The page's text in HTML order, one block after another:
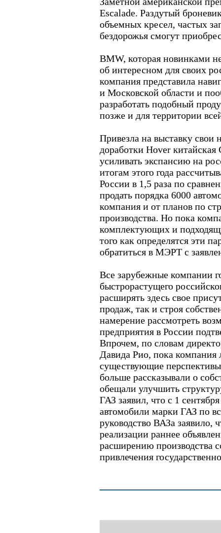
Escalade. Раздутый
объемных кресел, частых
бездорожья смогут
BMW, которая новинками
об интересном для своих
компания представила
и Московской области и
разработать подобный
позже и для территории
Привезла на выставку свои
доработки Hover
усиливать экспансию на
итогам этого года
России в 1,5 раза по
продать порядка 6000
компания и от планов по
производства. Но пока
комплектующих и
того как определятся эти
обратиться в МЭРТ с
Все зарубежные компании
быстрорастущего
расширять здесь свое
продаж, так и строя
намерение рассмотреть
предприятия в России
Впрочем, по словам
Давида Рио, пока компания
существующие
больше рассказывали о
обещали улучшить
ГАЗ заявил, что с 1
автомобили марки ГАЗ по
руководство ВАЗа заявило,
реализации раннее
расширению производства
привлечения